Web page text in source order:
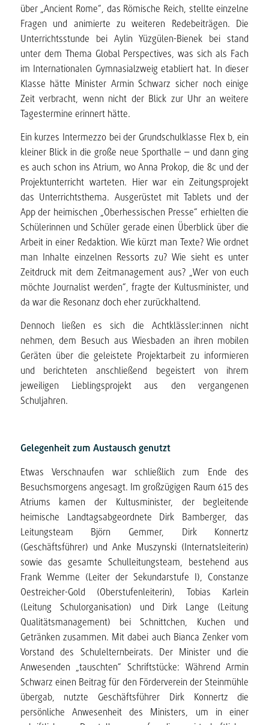
über „Ancient Rome“, das Römische Reich, stellte einzelne
Fragen und animierte zu weiteren Redebeiträgen. Die
Unterrichtsstunde bei Aylin Yüzgülen-Bienek bei stand
unter dem Thema Global Perspectives, was sich als Fach
im Internationalen Gymnasialzweig etabliert hat. In dieser
Klasse hätte Minister Armin Schwarz sicher noch einige
Zeit verbracht, wenn nicht der Blick zur Uhr an weitere
Tagestermine erinnert hätte.
Ein kurzes Intermezzo bei der Grundschulklasse Flex b, ein
kleiner Blick in die große neue Sporthalle – und dann ging
es auch schon ins Atrium, wo Anna Prokop, die 8c und der
Projektunterricht warteten. Hier war ein Zeitungsprojekt
das Unterrichtsthema. Ausgerüstet mit Tablets und der
App der heimischen „Oberhessischen Presse“ erhielten die
Schülerinnen und Schüler gerade einen Überblick über die
Arbeit in einer Redaktion. Wie kürzt man Texte? Wie ordnet
man Inhalte einzelnen Ressorts zu? Wie sieht es unter
Zeitdruck mit dem Zeitmanagement aus? „Wer von euch
möchte Journalist werden“, fragte der Kultusminister, und
da war die Resonanz doch eher zurückhaltend.
Dennoch ließen es sich die Achtklässler:innen nicht
nehmen, dem Besuch aus Wiesbaden an ihren mobilen
Geräten über die geleistete Projektarbeit zu informieren
und berichteten anschließend begeistert von ihrem
jeweiligen Lieblingsprojekt aus den vergangenen
Schuljahren.
Gelegenheit zum Austausch genutzt
Etwas Verschnaufen war schließlich zum Ende des
Besuchsmorgens angesagt. Im großzügigen Raum 615 des
Atriums kamen der Kultusminister, der begleitende
heimische Landtagsabgeordnete Dirk Bamberger, das
Leitungsteam Björn Gemmer, Dirk Konnertz
(Geschäftsführer) und Anke Muszynski (Internatsleiterin)
sowie das gesamte Schulleitungsteam, bestehend aus
Frank Wemme (Leiter der Sekundarstufe I), Constanze
Oestreicher-Gold (Oberstufenleiterin), Tobias Karlein
(Leitung Schulorganisation) und Dirk Lange (Leitung
Qualitätsmanagement) bei Schnittchen, Kuchen und
Getränken zusammen. Mit dabei auch Bianca Zenker vom
Vorstand des Schulelternbeirats. Der Minister und die
Anwesenden „tauschten“ Schriftstücke: Während Armin
Schwarz einen Beitrag für den Förderverein der Steinmühle
übergab, nutzte Geschäftsführer Dirk Konnertz die
persönliche Anwesenheit des Ministers, um in einer